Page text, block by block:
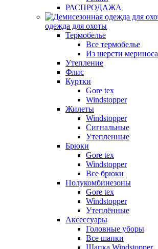
РАСПРОДАЖА
одежда для охоты
Термобелье
Все термобелье
Из шерсти мериноса
Утепление
Флис
Куртки
Gore tex
Windstopper
Жилеты
Windstopper
Сигнальные
Утепленные
Брюки
Gore tex
Windstopper
Все брюки
Полукомбинезоны
Gore tex
Windstopper
Утеплённые
Аксессуары
Головные уборы
Все шапки
Шапка Windstopper